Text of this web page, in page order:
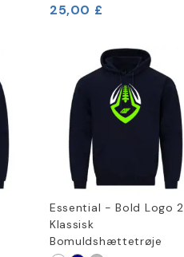
25,00 £
Essential - Bold Logo 2
Klassisk
Bomuldshættetrøje